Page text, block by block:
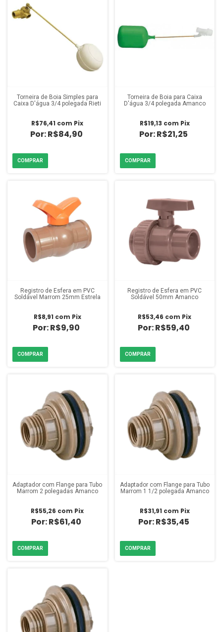
Torneira de Boia Simples para
Caixa D'água 3/4 polegada Rieti
R$84,90
R$76,41 com Pix
Torneira de Boia para Caixa
D'água 3/4 polegada Amanco
R$21,25
R$19,13 com Pix
Registro de Esfera em PVC
Soldável Marrom 25mm Estrela
R$9,90
R$8,91 com Pix
Registro de Esfera em PVC
Soldável 50mm Amanco
R$59,40
R$53,46 com Pix
Adaptador com Flange para Tubo
Marrom 2 polegadas Amanco
R$61,40
R$55,26 com Pix
Adaptador com Flange para Tubo
Marrom 1 1/2 polegada Amanco
R$35,45
R$31,91 com Pix